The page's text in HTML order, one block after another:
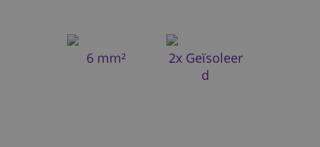
6 mm²
2x Geïsoleer
d